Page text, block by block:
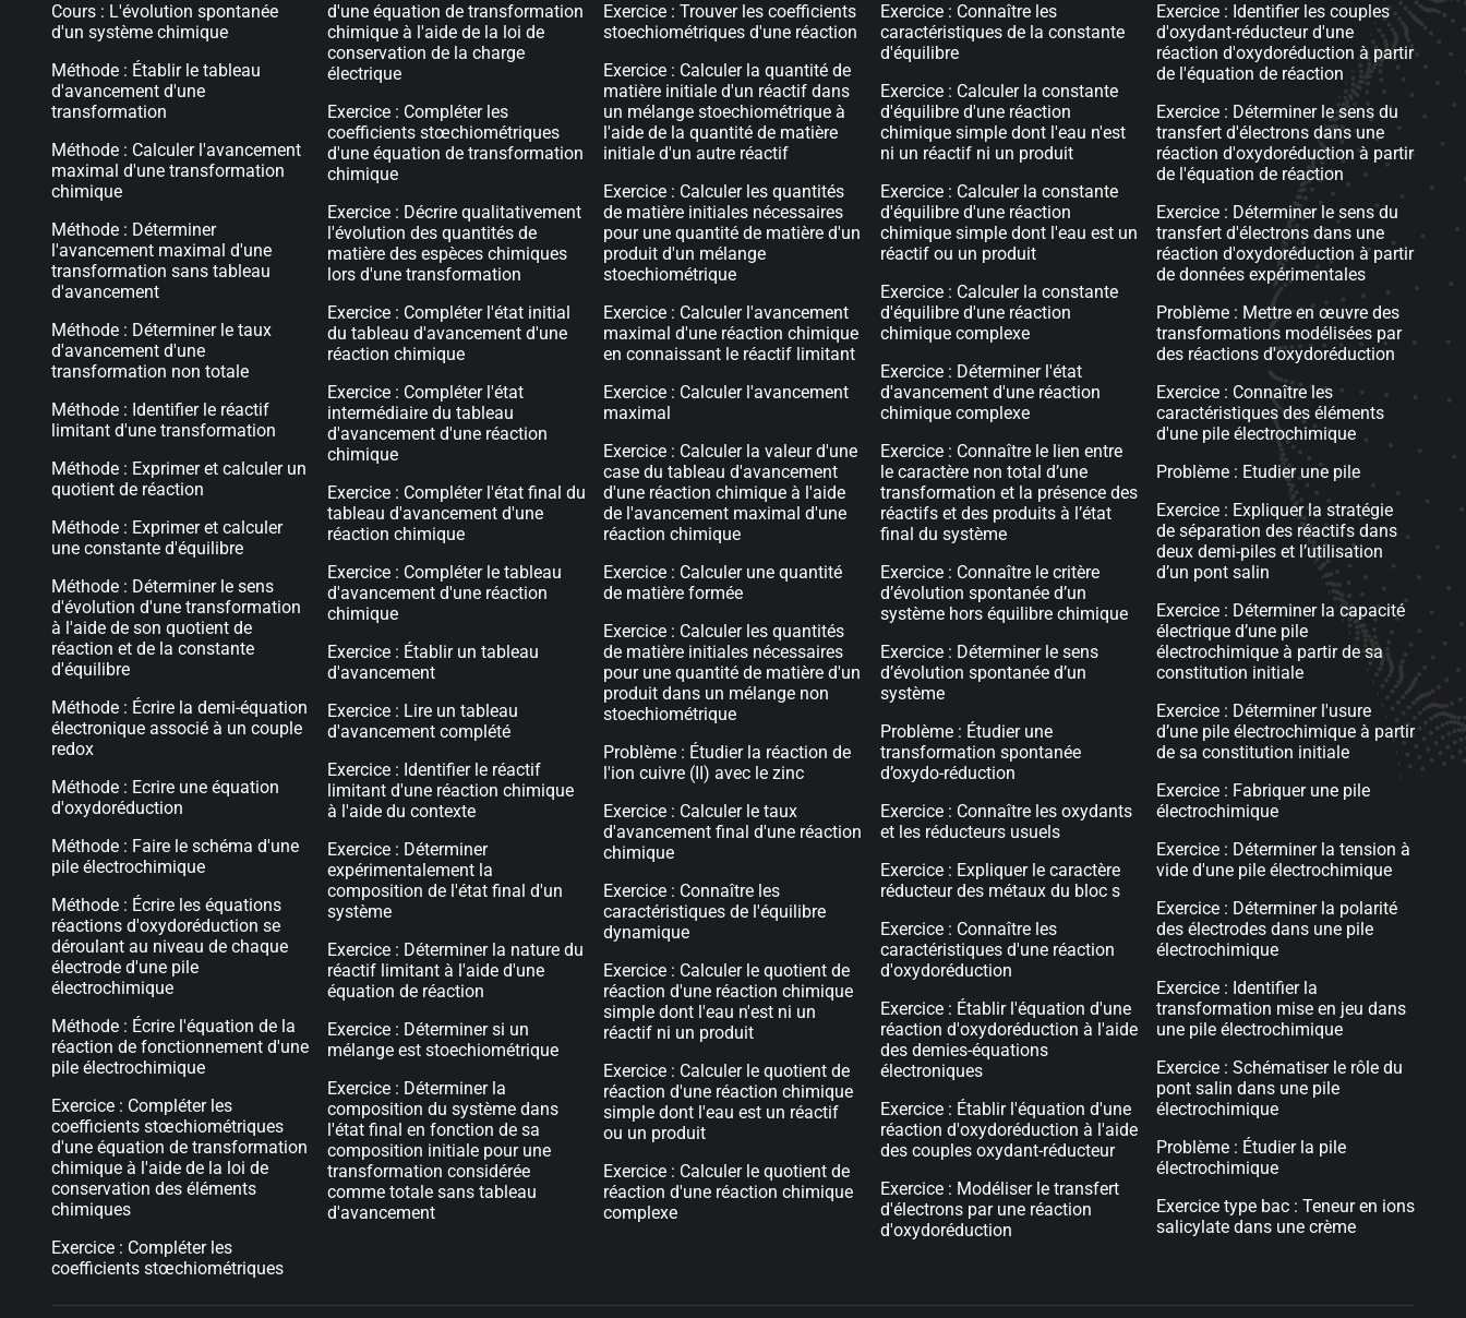
Cours : L'évolution spontanée
d'un système chimique
Méthode : Établir le tableau
d'avancement d'une
transformation
Méthode : Calculer l'avancement
maximal d'une transformation
chimique
Méthode : Déterminer
l'avancement maximal d'une
transformation sans tableau
d'avancement
Méthode : Déterminer le taux
d'avancement d'une
transformation non totale
Méthode : Identifier le réactif
limitant d'une transformation
Méthode : Exprimer et calculer un
quotient de réaction
Méthode : Exprimer et calculer
une constante d'équilibre
Méthode : Déterminer le sens
d'évolution d'une transformation
à l'aide de son quotient de
réaction et de la constante
d'équilibre
Méthode : Écrire la demi-équation
électronique associé à un couple
redox
Méthode : Ecrire une équation
d'oxydoréduction
Méthode : Faire le schéma d'une
pile électrochimique
Méthode : Écrire les équations
réactions d'oxydoréduction se
déroulant au niveau de chaque
électrode d'une pile
électrochimique
Méthode : Écrire l'équation de la
réaction de fonctionnement d'une
pile électrochimique
Exercice : Compléter les
coefficients stœchiométriques
d'une équation de transformation
chimique à l'aide de la loi de
conservation des éléments
chimiques
Exercice : Compléter les
coefficients stœchiométriques
d'une équation de transformation
chimique à l'aide de la loi de
conservation de la charge
électrique
Exercice : Compléter les
coefficients stœchiométriques
d'une équation de transformation
chimique
Exercice : Décrire qualitativement
l'évolution des quantités de
matière des espèces chimiques
lors d'une transformation
Exercice : Compléter l'état initial
du tableau d'avancement d'une
réaction chimique
Exercice : Compléter l'état
intermédiaire du tableau
d'avancement d'une réaction
chimique
Exercice : Compléter l'état final du
tableau d'avancement d'une
réaction chimique
Exercice : Compléter le tableau
d'avancement d'une réaction
chimique
Exercice : Établir un tableau
d'avancement
Exercice : Lire un tableau
d'avancement complété
Exercice : Identifier le réactif
limitant d'une réaction chimique
à l'aide du contexte
Exercice : Déterminer
expérimentalement la
composition de l'état final d'un
système
Exercice : Déterminer la nature du
réactif limitant à l'aide d'une
équation de réaction
Exercice : Déterminer si un
mélange est stoechiométrique
Exercice : Déterminer la
composition du système dans
l'état final en fonction de sa
composition initiale pour une
transformation considérée
comme totale sans tableau
d'avancement
Exercice : Trouver les coefficients
stoechiométriques d'une réaction
Exercice : Calculer la quantité de
matière initiale d'un réactif dans
un mélange stoechiométrique à
l'aide de la quantité de matière
initiale d'un autre réactif
Exercice : Calculer les quantités
de matière initiales nécessaires
pour une quantité de matière d'un
produit d'un mélange
stoechiométrique
Exercice : Calculer l'avancement
maximal d'une réaction chimique
en connaissant le réactif limitant
Exercice : Calculer l'avancement
maximal
Exercice : Calculer la valeur d'une
case du tableau d'avancement
d'une réaction chimique à l'aide
de l'avancement maximal d'une
réaction chimique
Exercice : Calculer une quantité
de matière formée
Exercice : Calculer les quantités
de matière initiales nécessaires
pour une quantité de matière d'un
produit dans un mélange non
stoechiométrique
Problème : Étudier la réaction de
l'ion cuivre (II) avec le zinc
Exercice : Calculer le taux
d'avancement final d'une réaction
chimique
Exercice : Connaître les
caractéristiques de l'équilibre
dynamique
Exercice : Calculer le quotient de
réaction d'une réaction chimique
simple dont l'eau n'est ni un
réactif ni un produit
Exercice : Calculer le quotient de
réaction d'une réaction chimique
simple dont l'eau est un réactif
ou un produit
Exercice : Calculer le quotient de
réaction d'une réaction chimique
complexe
Exercice : Connaître les
caractéristiques de la constante
d'équilibre
Exercice : Calculer la constante
d'équilibre d'une réaction
chimique simple dont l'eau n'est
ni un réactif ni un produit
Exercice : Calculer la constante
d'équilibre d'une réaction
chimique simple dont l'eau est un
réactif ou un produit
Exercice : Calculer la constante
d'équilibre d'une réaction
chimique complexe
Exercice : Déterminer l'état
d'avancement d'une réaction
chimique complexe
Exercice : Connaître le lien entre
le caractère non total d’une
transformation et la présence des
réactifs et des produits à l’état
final du système
Exercice : Connaître le critère
d’évolution spontanée d’un
système hors équilibre chimique
Exercice : Déterminer le sens
d’évolution spontanée d’un
système
Problème : Étudier une
transformation spontanée
d’oxydo-réduction
Exercice : Connaître les oxydants
et les réducteurs usuels
Exercice : Expliquer le caractère
réducteur des métaux du bloc s
Exercice : Connaître les
caractéristiques d'une réaction
d'oxydoréduction
Exercice : Établir l'équation d'une
réaction d'oxydoréduction à l'aide
des demies-équations
électroniques
Exercice : Établir l'équation d'une
réaction d'oxydoréduction à l'aide
des couples oxydant-réducteur
Exercice : Modéliser le transfert
d'électrons par une réaction
d'oxydoréduction
Exercice : Identifier les couples
d'oxydant-réducteur d'une
réaction d'oxydoréduction à partir
de l'équation de réaction
Exercice : Déterminer le sens du
transfert d'électrons dans une
réaction d'oxydoréduction à partir
de l'équation de réaction
Exercice : Déterminer le sens du
transfert d'électrons dans une
réaction d'oxydoréduction à partir
de données expérimentales
Problème : Mettre en œuvre des
transformations modélisées par
des réactions d'oxydoréduction
Exercice : Connaître les
caractéristiques des éléments
d'une pile électrochimique
Problème : Etudier une pile
Exercice : Expliquer la stratégie
de séparation des réactifs dans
deux demi-piles et l’utilisation
d’un pont salin
Exercice : Déterminer la capacité
électrique d’une pile
électrochimique à partir de sa
constitution initiale
Exercice : Déterminer l'usure
d’une pile électrochimique à partir
de sa constitution initiale
Exercice : Fabriquer une pile
électrochimique
Exercice : Déterminer la tension à
vide d'une pile électrochimique
Exercice : Déterminer la polarité
des électrodes dans une pile
électrochimique
Exercice : Identifier la
transformation mise en jeu dans
une pile électrochimique
Exercice : Schématiser le rôle du
pont salin dans une pile
électrochimique
Problème : Étudier la pile
électrochimique
Exercice type bac : Teneur en ions
salicylate dans une crème